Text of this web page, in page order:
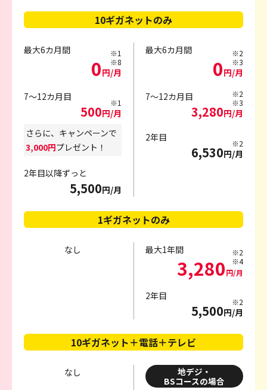
10ギガネットのみ
最大6カ月間
0円/月
※1
※8
7～12カ月目
500円/月
※1
さらに、キャンペーンで
3,000円プレゼント！
2年目以降ずっと
5,500円/月
最大6カ月間
0円/月
※2
※3
7～12カ月目
3,280円/月
※2
※3
2年目
6,530円/月
※2
1ギガネットのみ
なし 最大1年間
3,280円/月
※2
※4
2年目
5,500円/月
※2
10ギガネット＋電話＋テレビ
なし
地デジ・
BSコースの場合